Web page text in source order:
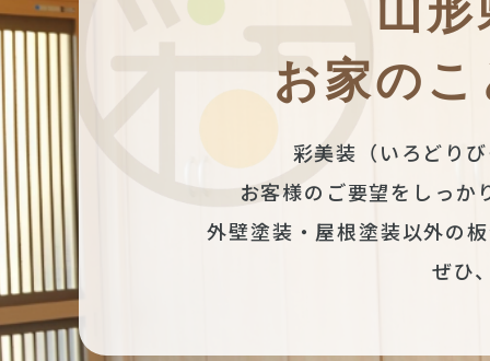
山
お家の
彩美装（いろどり
お客様のご要望をしっか
外壁塗装・屋根塗装以外の
ぜひ